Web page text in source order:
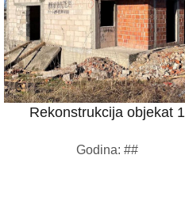
Rekonstrukcija objekat 1
Godina: ##